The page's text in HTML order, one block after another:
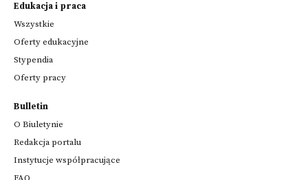
Edukacja i praca
Wszystkie
Oferty edukacyjne
Stypendia
Oferty pracy
Bulletin
O Biuletynie
Redakcja portalu
Instytucje współpracujące